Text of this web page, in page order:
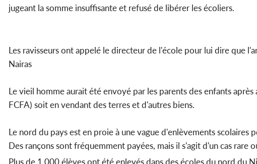
jugeant la somme insuffisante et refusé de libérer les écoliers.
Les ravisseurs ont appelé le directeur de l'école pour lui dire que
Nairas
Le vieil homme aurait été envoyé par les parents des enfants
FCFA) soit en vendant des terres et d'autres biens.
Le nord du pays est en proie à une vague d'enlèvements scolaires
Des rançons sont fréquemment payées, mais il s'agit d'un cas rare
Plus de 1 000 élèves ont été enlevés dans des écoles du nord du